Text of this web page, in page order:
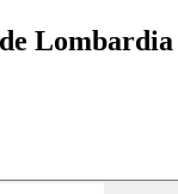
Lombardia